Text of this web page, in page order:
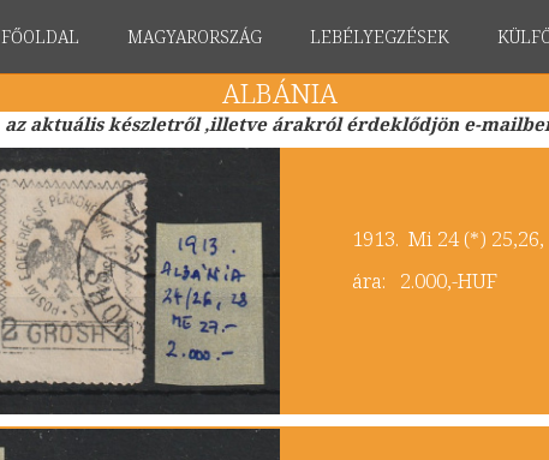
FŐOLDAL MAGYARORSZÁG LEBÉLYEGZÉSEK
ALBÁNIA
az aktuális készletről ,illetve árakról érdeklődjön e-
​1913. Mi 24 (*)
ára: 2.000,-HUF